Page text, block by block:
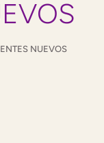
NUEVOS